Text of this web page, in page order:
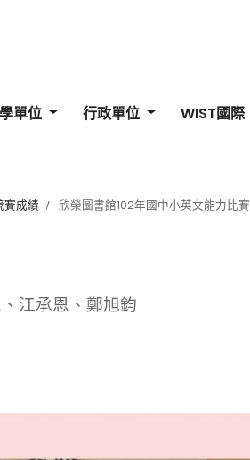
單位 行政單位 WIST國際
賽成績 欣榮圖書館102年國中小英文能力比賽
江承恩、鄭旭鈞